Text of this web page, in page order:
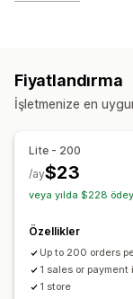
Performans kontrol
Otomatik veri
Günlük satış özeti
Banka mutabakatı
Fiyatlandırma
İşletmenize en
Lite - 200
$23
/ay
veya yılda $228
Özellikler
Up to 200 orders
1 sales or
1 store